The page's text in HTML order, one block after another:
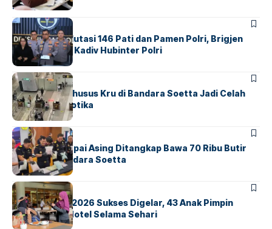
Indonesia
BERITA
Mabes Polri Mutasi 146 Pati dan Pamen Polri, Brigjen
Untung Jabat Kadiv Hubinter Polri
BANDARABERITA
Ketika Jalur Khusus Kru di Bandara Soetta Jadi Celah
Sindikat Narkotika
BANDARA BERITA
Kopilot Maskapai Asing Ditangkap Bawa 70 Ribu Butir
Ekstasi di Bandara Soetta
BERITAINDEX
GM For A Day 2026 Sukses Digelar, 43 Anak Pimpin
Operasional Hotel Selama Sehari